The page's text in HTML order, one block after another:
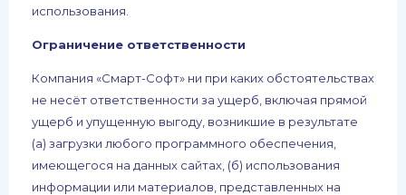
использования.
Ограничение ответственности
Компания «Смарт-Софт» ни при каких обстоятельствах
не несёт ответственности за ущерб, включая прямой
ущерб и упущенную выгоду, возникшие в результате
(а) загрузки любого программного обеспечения,
имеющегося на данных сайтах, (б) использования
информации или материалов, представленных на